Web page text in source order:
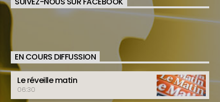
EN COURS DIFFUSSION
Le réveille matin
06:30